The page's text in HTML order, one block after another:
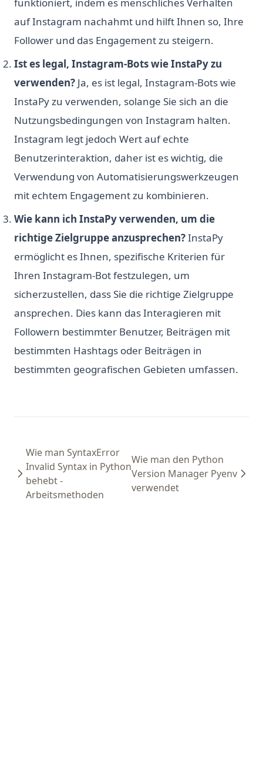
auf Instagram nachahmt und hilft Ihnen so, Ihre
Follower und das Engagement zu steigern.
Ist es legal, Instagram-Bots wie InstaPy zu
verwenden? Ja, es ist legal, Instagram-Bots wie
InstaPy zu verwenden, solange Sie sich an die
Nutzungsbedingungen von Instagram halten.
Instagram legt jedoch Wert auf echte
Benutzerinteraktion, daher ist es wichtig, die
Verwendung von Automatisierungswerkzeugen
mit echtem Engagement zu kombinieren.
Wie kann ich InstaPy verwenden, um die
richtige Zielgruppe anzusprechen?InstaPy
ermöglicht es Ihnen, spezifische Kriterien für
Ihren Instagram-Bot festzulegen, um
sicherzustellen, dass Sie die richtige Zielgruppe
ansprechen. Dies kann das Interagieren mit
Followern bestimmter Benutzer, Beiträgen mit
bestimmten Hashtags oder Beiträgen in
bestimmten geografischen Gebieten umfassen.
Wie man SyntaxError
Invalid Syntax in Python
behebt -
Arbeitsmethoden
Wie man den Python
Version Manager Pyenv
verwendet